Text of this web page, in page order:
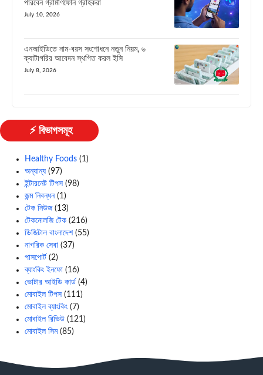
পারবেন গ্রামীণফোন গ্রাহকরা
July 10, 2026
এনআইডিতে নাম-বয়স সংশোধনে নতুন নিয়ম, ৬
ক্যাটাগরির আবেদন স্থগিত করল ইসি
July 8, 2026
⚡ বিভাগসমূহ
Healthy Foods (1)
অন্যান্য (97)
ইন্টারনেট টিপস (98)
জন্ম নিবন্ধন(1)
টেক নিউজ(13)
টেকনোলজি টেক (216)
ডিজিটাল বাংলাদেশ(55)
নাগরিক সেবা (37)
পাসপোর্ট (2)
ব্যাংকিং ইনফো (16)
ভোটার আইডি কার্ড (4)
মোবাইল টিপস (111)
মোবাইল ব্যাংকিং (7)
মোবাইল রিভিউ (121)
মোবাইল সিম(85)